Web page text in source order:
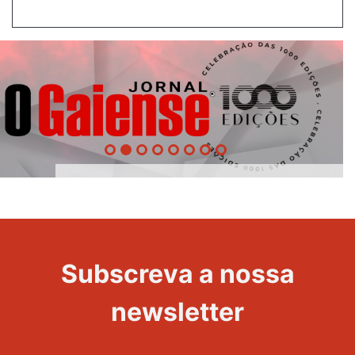
Evento
Subscreva a nossa
newsletter